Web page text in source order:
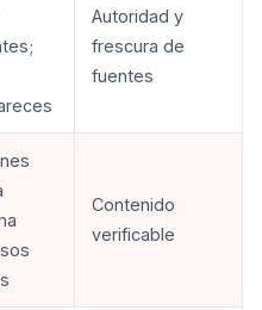
Autoridad y
frescura de
fuentes
Contenido
verificable